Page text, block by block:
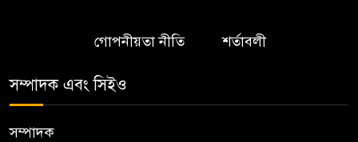
গোপনীয়তা নীতি শর্তাবলী
সম্পাদক এবং সিইও
সম্পাদক